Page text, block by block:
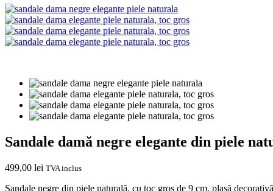
Sandale damă negre elegante din piele
499,00 lei TVA inclus
Sandale negre din piele naturală, cu toc gros de 9 cm, plasă